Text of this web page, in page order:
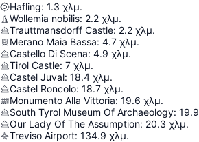
Hafling: 1.3 χλμ.
Wollemia nobilis: 2.2 χλμ.
Trauttmansdorff Castle: 2.2 χλμ.
Merano Maia Bassa: 4.7 χλμ.
Castello Di Scena: 4.9 χλμ.
Tirol Castle: 7 χλμ.
Castel Juval: 18.4 χλμ.
Castel Roncolo: 18.7 χλμ.
Monumento Alla Vittoria: 19.6 χλμ.
South Tyrol Museum Of Archaeology: 19.9
Our Lady Of The Assumption: 20.3 χλμ.
Treviso Airport: 134.9 χλμ.